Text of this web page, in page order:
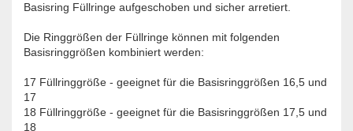
Basisring Füllringe aufgeschoben und sicher arretiert.
Die Ringgrößen der Füllringe können mit folgenden
Basisringgrößen kombiniert werden:
17 Füllringgröße - geeignet für die Basisringgrößen 16,5 und
17
18 Füllringgröße - geeignet für die Basisringgrößen 17,5 und
18